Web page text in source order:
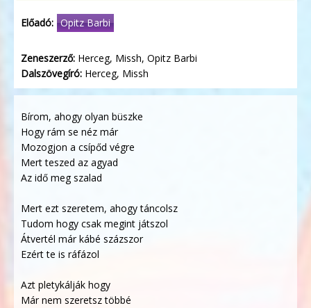
Előadó: Opitz Barbi
Zeneszerző: Herceg, Missh, Opitz Barbi
Dalszövegíró: Herceg, Missh
Bírom, ahogy olyan büszke
Hogy rám se néz már
Mozogjon a csípőd végre
Mert teszed az agyad
Az idő meg szalad
Mert ezt szeretem, ahogy táncolsz
Tudom hogy csak megint játszol
Átvertél már kábé százszor
Ezért te is ráfázol
Azt pletykálják hogy
Már nem szeretsz többé